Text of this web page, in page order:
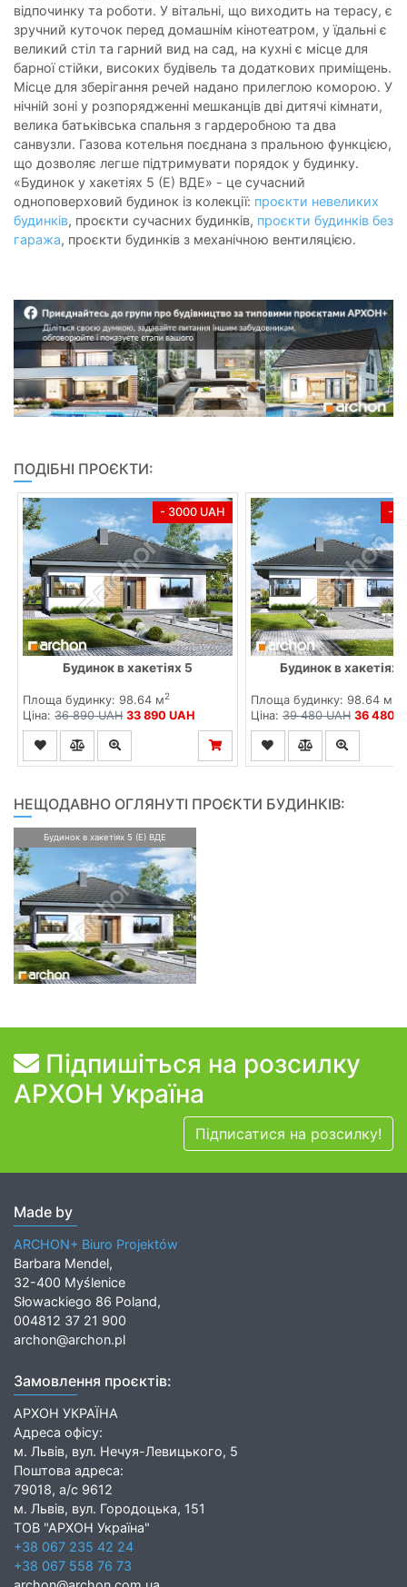
відпочинку та роботи. У вітальні, що виходить на терасу, є
зручний куточок перед домашнім кінотеатром, у їдальні є
великий стіл та гарний вид на сад, на кухні є місце для
барної стійки, високих будівель та додаткових приміщень.
Місце для зберігання речей надано прилеглою коморою. У
нічній зоні у розпорядженні мешканців дві дитячі кімнати,
велика батьківська спальня з гардеробною та два
санвузли. Газова котельня поєднана з пральною функцією,
що дозволяє легше підтримувати порядок у будинку.
«Будинок у хакетіях 5 (Е) ВДЕ» - це сучасний
одноповерховий будинок із колекції: проєкти невеликих
будинків, проєкти сучасних будинків, проєкти будинків без
гаража, проєкти будинків з механічною вентиляцією.
ПОДІБНІ ПРОЄКТИ:
- 3000 UAH
Будинок в хакетіях 5
Площа будинку: 98.64 м2
Ціна: 36 890 UAH 33 890 UAH
-
Будинок в хакетіях
Площа будинку: 98.64 м
Ціна:39 480 UAH 36 480
НЕЩОДАВНО ОГЛЯНУТІ ПРОЄКТИ БУДИНКІВ:
Будинок в хакетіях 5 (Е) ВДЕ
Підпишіться на розсилку
АРХОН Україна
Підписатися на розсилку!
Made by
ARCHON+ Biuro Projektów
Barbara Mendel,
32-400 Myślenice
Słowackiego 86 Poland,
004812 37 21 900
archon@archon.pl
Замовлення проєктів:
АРХОН УКРАЇНА
Адреса офісу:
м. Львів, вул. Нечуя-Левицького, 5
Поштова адреса:
79018, а/с 9612
м. Львів, вул. Городоцька, 151
ТОВ "АРХОН Україна"
+38 067 235 42 24
+38 067 558 76 73